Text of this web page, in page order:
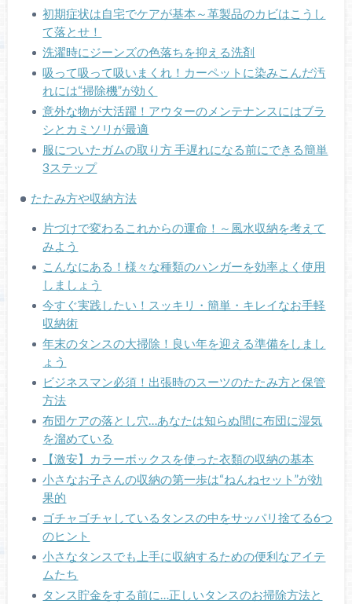
初期症状は自宅でケアが基本～革製品のカビはこうし
て落とせ！
洗濯時にジーンズの色落ちを抑える洗剤
吸って吸って吸いまくれ！カーペットに染みこんだ汚
れには“掃除機”が効く
意外な物が大活躍！アウターのメンテナンスにはブラ
シとカミソリが最適
服についたガムの取り方 手遅れになる前にできる簡単
3ステップ
たたみ方や収納方法
片づけで変わるこれからの運命！～風水収納を考えて
みよう
こんなにある！様々な種類のハンガーを効率よく使用
しましょう
今すぐ実践したい！スッキリ・簡単・キレイなお手軽
収納術
年末のタンスの大掃除！良い年を迎える準備をしまし
ょう
ビジネスマン必須！出張時のスーツのたたみ方と保管
方法
布団ケアの落とし穴…あなたは知らぬ間に布団に湿気
を溜めている
【激安】カラーボックスを使った衣類の収納の基本
小さなお子さんの収納の第一歩は“ねんねセット”が効
果的
ゴチャゴチャしているタンスの中をサッパリ捨てる6つ
のヒント
小さなタンスでも上手に収納するための便利なアイテ
ムたち
タンス貯金をする前に…正しいタンスのお掃除方法と